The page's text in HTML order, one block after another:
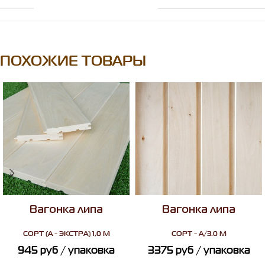
ПОХОЖИЕ ТОВАРЫ
Вагонка липа
СОРТ(А - ЭКСТРА) 1,0 М
945руб/ упаковка
Вагонка липа
СОРТ- A/3.0 M
3375руб / упаковка